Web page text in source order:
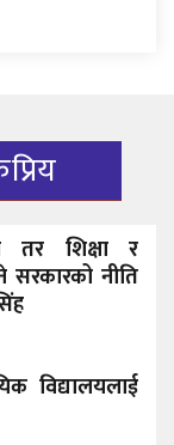
तर शिक्षा र
सरकारको नीति
विद्यालयलाई